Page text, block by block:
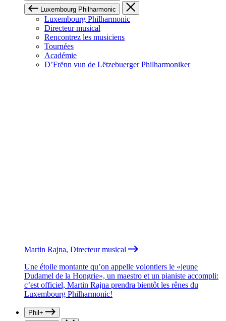
Luxembourg Philharmonic
Luxembourg Philharmonic
Directeur musical
Rencontrez les musiciens
Tournées
Académie
D’Frënn vun de Lëtzebuerger Philharmoniker
Martin Rajna, Directeur musical
Une étoile montante qu’on appelle volontiers le «jeune
Dudamel de la Hongrie», un maestro et un pianiste accompli:
c’est officiel, Martin Rajna prendra bientôt les rênes du
Luxembourg Philharmonic!
Phil+